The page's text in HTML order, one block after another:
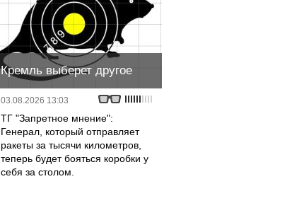
Кремль выберет другое
03.08.2026 13:03
ТГ "Запретное мнение":
Генерал, который отправляет
ракеты за тысячи километров,
теперь будет бояться коробки у
себя за столом.